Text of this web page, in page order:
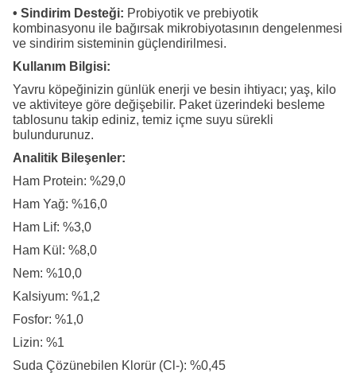
• Sindirim Desteği: Probiyotik ve prebiyotik
kombinasyonu ile bağırsak mikrobiyotasının dengelenmesi
ve sindirim sisteminin güçlendirilmesi.
Kullanım Bilgisi:
Yavru köpeğinizin günlük enerji ve besin ihtiyacı; yaş, kilo
ve aktiviteye göre değişebilir. Paket üzerindeki besleme
tablosunu takip ediniz, temiz içme suyu sürekli
bulundurunuz.
Analitik Bileşenler:
Ham Protein: %29,0
Ham Yağ: %16,0
Ham Lif: %3,0
Ham Kül: %8,0
Nem: %10,0
Kalsiyum: %1,2
Fosfor: %1,0
Lizin: %1
Suda Çözünebilen Klorür (Cl-): %0,45